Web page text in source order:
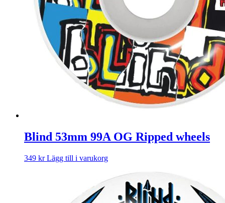
Blind 53mm 99A OG Ripped wheels
349 kr Lägg till i varukorg